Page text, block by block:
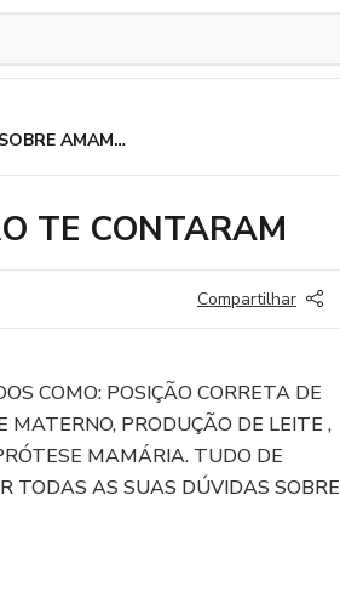
TUDO SOBRE AMAMENTAÇÃO QUE NÃO TE CONTARAM
TE CONTARAM
Compartilhar
COMO: POSIÇÃO CORRETA DE
PRODUÇÃO DE LEITE ,
MAMÁRIA. TUDO DE
TODAS AS SUAS DÚVIDAS SOBRE